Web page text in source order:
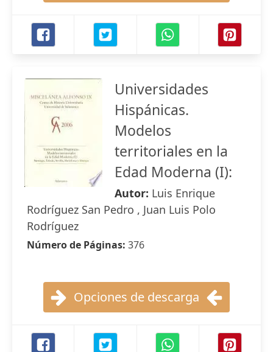
Universidades
Hispánicas.
Modelos
territoriales en la
Edad Moderna (I):
Autor: Luis Enrique
Rodríguez San Pedro , Juan Luis Polo
Rodríguez
Número de Páginas: 376
Opciones de descarga